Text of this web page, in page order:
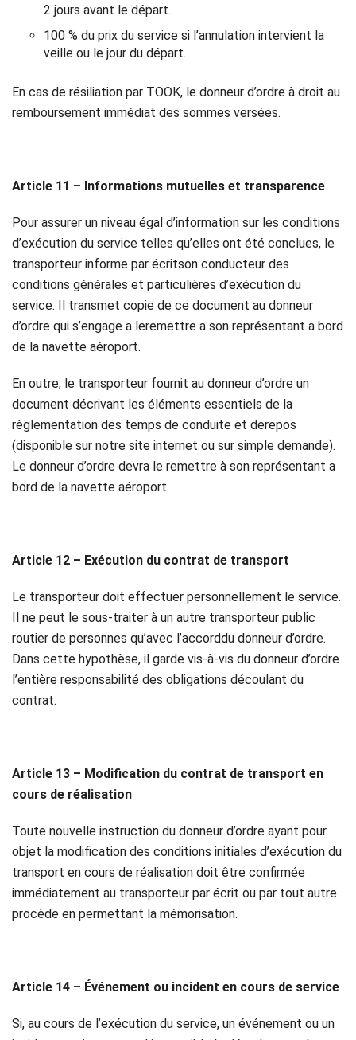
2 jours avant le départ.
100 % du prix du service si l’annulation intervient la
veille ou le jour du départ.
En cas de résiliation par TOOK, le donneur d’ordre à droit au
remboursement immédiat des sommes versées.
Article 11 – Informations mutuelles et transparence
Pour assurer un niveau égal d’information sur les conditions
d’exécution du service telles qu’elles ont été conclues, le
transporteur informe par écritson conducteur des
conditions générales et particulières d’exécution du
service. Il transmet copie de ce document au donneur
d’ordre qui s’engage a leremettre a son représentant a bord
de la navette aéroport.
En outre, le transporteur fournit au donneur d’ordre un
document décrivant les éléments essentiels de la
règlementation des temps de conduite et derepos
(disponible sur notre site internet ou sur simple demande).
Le donneur d’ordre devra le remettre à son représentant a
bord de la navette aéroport.
Article 12 – Exécution du contrat de transport
Le transporteur doit effectuer personnellement le service.
Il ne peut le sous-traiter à un autre transporteur public
routier de personnes qu’avec l’accorddu donneur d’ordre.
Dans cette hypothèse, il garde vis-à-vis du donneur d’ordre
l’entière responsabilité des obligations découlant du
contrat.
Article 13 – Modification du contrat de transport en
cours de réalisation
Toute nouvelle instruction du donneur d’ordre ayant pour
objet la modification des conditions initiales d’exécution du
transport en cours de réalisation doit être confirmée
immédiatement au transporteur par écrit ou par tout autre
procède en permettant la mémorisation.
Article 14 – Événement ou incident en cours de service
Si, au cours de l’exécution du service, un événement ou un